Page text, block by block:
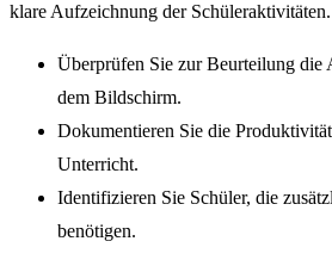
klare Aufzeichnung der
Überprüfen Sie zur Beurteilung die
dem Bildschirm.
Dokumentieren Sie die
Unterricht.
Identifizieren Sie Schüler, die
benötigen.